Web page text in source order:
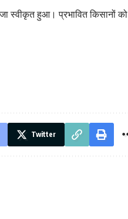
स्वीकृत हुआ। प्रभावित किसानों को
Twitter